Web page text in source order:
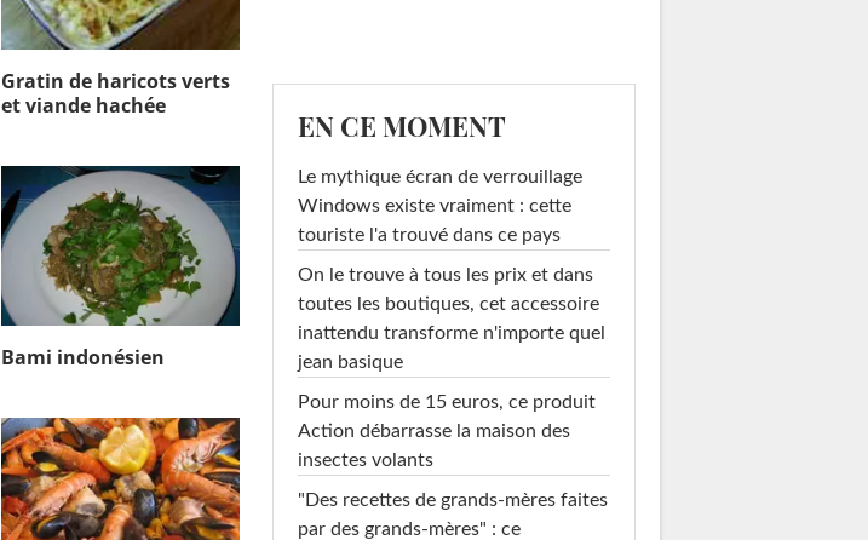
Gratin de haricots verts
et viande hachée
Bami indonésien
EN CE MOMENT
Le mythique écran de verrouillage
Windows existe vraiment : cette
touriste l'a trouvé dans ce pays
On le trouve à tous les prix et dans
toutes les boutiques, cet accessoire
inattendu transforme n'importe quel
jean basique
Pour moins de 15 euros, ce produit
Action débarrasse la maison des
insectes volants
"Des recettes de grands-mères faites
par des grands-mères" : ce